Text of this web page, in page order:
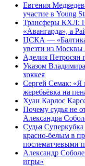
Евгения
участие в Young
Трансферы КХЛ:
«Авангарда», а
ЦСКА —
увезти из Москвы
Аделия Петросян
Указом
хоккея
Сергей Семак: «Я
жеребьёвка на
Хуан Карлос
Почему судья не
Александра
Судья
красно-белым в
послематчевыми
Александр
игры»